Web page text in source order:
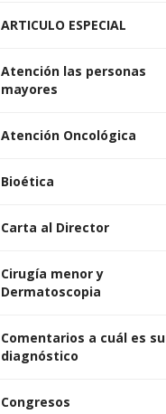
ARTICULO ESPECIAL
Atención las personas
mayores
Atención Oncológica
Bioética
Carta al Director
Cirugía menor y
Dermatoscopia
Comentarios a cuál es su
diagnóstico
Congresos